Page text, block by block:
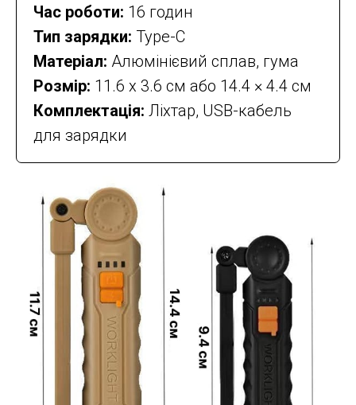
Час роботи: 16 годин
Тип зарядки: Type-C
Матеріал: Алюмінієвий сплав, гума
Розмір: 11.6 х 3.6 см або 14.4 × 4.4 см
Комплектація: Ліхтар, USB-кабель
для зарядки